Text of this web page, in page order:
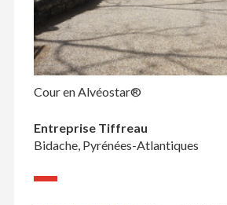
Cour en Alvéostar®
Entreprise Tiffreau
Bidache, Pyrénées-Atlantiques